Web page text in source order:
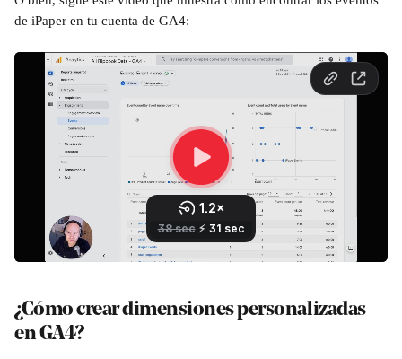
de iPaper en tu cuenta de GA4:
¿Cómo crear dimensiones personalizadas
en GA4?